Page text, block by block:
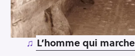
♫ L’homme qui marche